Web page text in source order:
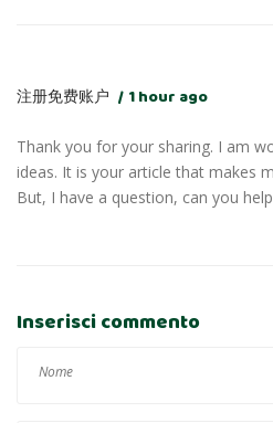
注册免费账户 1 hour ago
Thank you for your sharing. I am
ideas. It is your article that makes
But, I have a question, can you
Inserisci commento